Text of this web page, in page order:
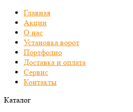
Главная
Акции
О нас
Установка ворот
Портфолио
Доставка и оплата
Сервис
Контакты
Каталог